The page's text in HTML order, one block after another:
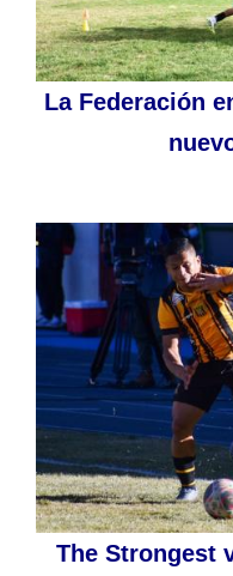
La Federación
The Strongest